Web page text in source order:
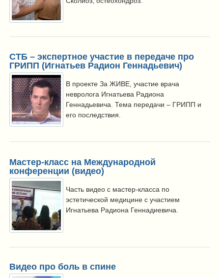
СТБ – экспертное участие в передаче про
ГРИПП (Игнатьев Радион Геннадьевич)
В проекте За ЖИВЕ, участие врача
невролога Игнатьева Радиона
Геннадьевича. Тема передачи – ГРИПП и
его последствия.
Мастер-класс на Международной
конференции (видео)
Часть видео с мастер-класса по
эстетической медицине с участием
Игнатьева Радиона Геннадиевича.
Видео про боль в спине